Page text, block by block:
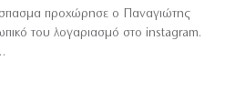
προχώρησε ο Παναγιώτης
του λογαριασμό στο instagram.